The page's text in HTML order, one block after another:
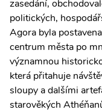
zasedání,
politických,
Agora byla
centrum města po
významnou
která přitahuje
sloupy a dalšími
starověkých